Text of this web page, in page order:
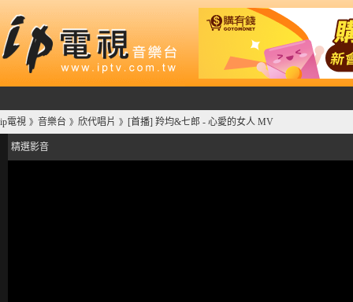
ip電視 》 音樂台 》 欣代唱片 》 [首播] 羚均&七郎 - 心愛的女人 MV
精選影音